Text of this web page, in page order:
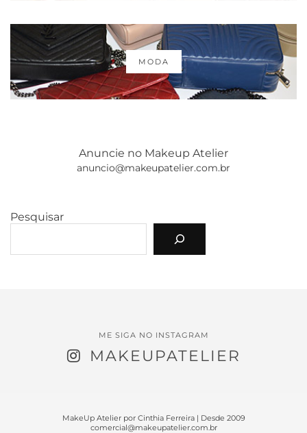
MODA
Anuncie no Makeup Atelier
anuncio@makeupatelier.com.br
Pesquisar
ME SIGA NO INSTAGRAM
MAKEUPATELIER
MakeUp Atelier por Cinthia Ferreira | Desde 2009
comercial@makeupatelier.com.br